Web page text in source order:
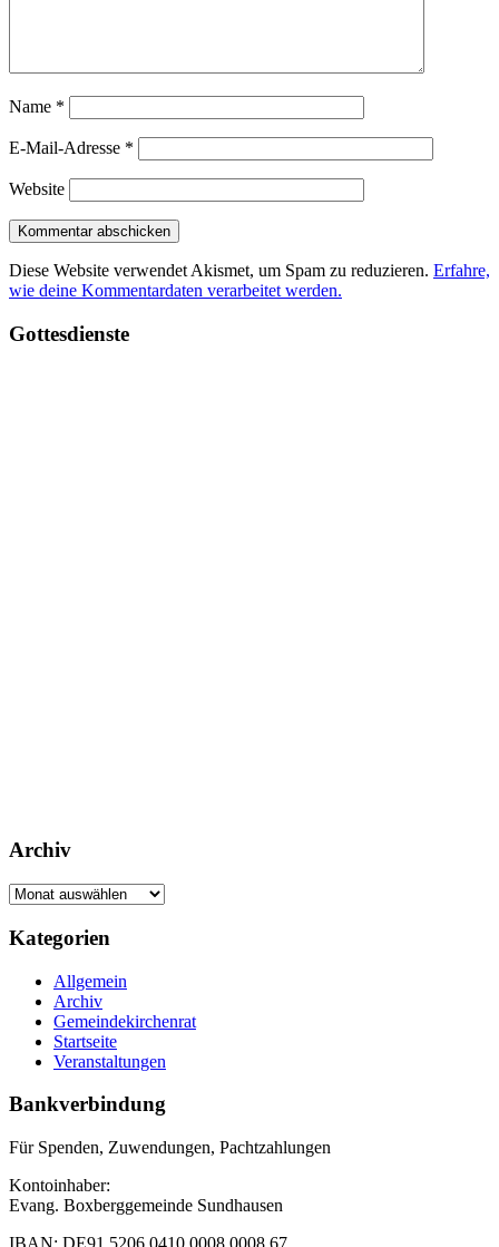
Name *
E-Mail-Adresse *
Website
Diese Website verwendet Akismet, um Spam zu reduzieren. Erfahre,
wie deine Kommentardaten verarbeitet werden.
Haupt-
Gottesdienste
Archiv
Archiv
Footer
Inhalt
Kategorien
Allgemein
Archiv
Gemeindekirchenrat
Startseite
Veranstaltungen
Bankverbindung
Für Spenden, Zuwendungen, Pachtzahlungen
Kontoinhaber:
Evang. Boxberggemeinde Sundhausen
IBAN: DE91 5206 0410 0008 0008 67